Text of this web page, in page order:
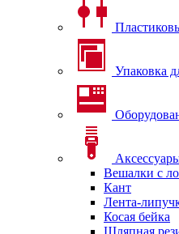
Упаковка
Вешалки с
Кант
Лента-
Косая бейка
Шляпная